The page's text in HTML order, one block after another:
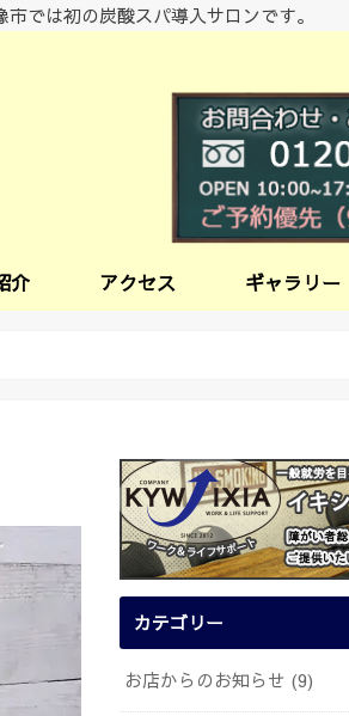
では初の炭酸スパ導入サロンです。
介 アクセス ギャラリー
カテゴリー
お店からのお知らせ (9)